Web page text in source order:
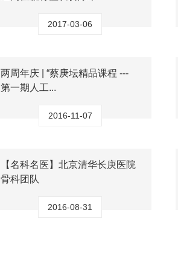
2017-03-06
两周年庆 | “蔡庚坛精品课程 ---
第一期人工...
2016-11-07
【名科名医】北京清华长庚医院
骨科团队
2016-08-31